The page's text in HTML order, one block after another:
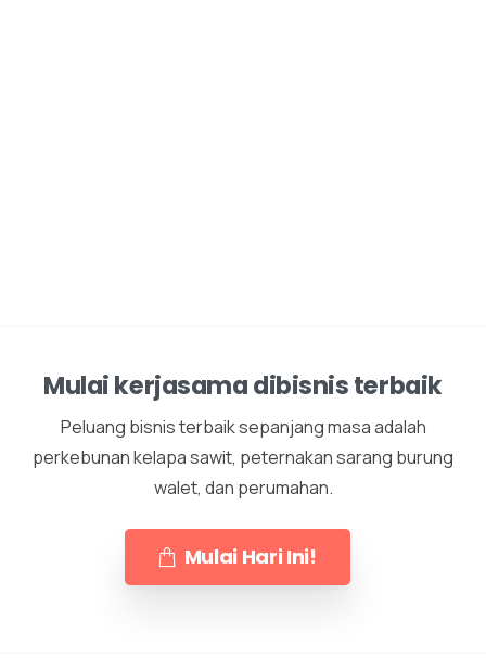
Mulai kerjasama dibisnis terbaik
Peluang bisnis terbaik sepanjang masa adalah
perkebunan kelapa sawit, peternakan sarang burung
walet, dan perumahan.
Mulai Hari Ini!